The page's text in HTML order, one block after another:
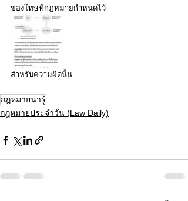
ของโทษที่กฎหมายกำหนดไว้
สำหรับความผิดนั้น
กฎหมายน่ารู้
กฎหมายประจำวัน (Law Daily)